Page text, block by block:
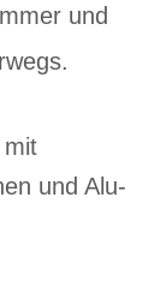
und
mit
und Alu-